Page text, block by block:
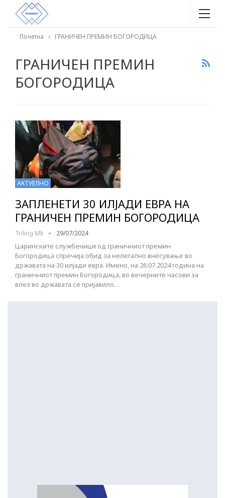
Почетна ГРАНИЧЕН ПРЕМИН БОГОРОДИЦА
ГРАНИЧЕН ПРЕМИН
БОГОРОДИЦА
АКТУЕЛНО
ЗАПЛЕНЕТИ 30 ИЛЈАДИ ЕВРА НА
ГРАНИЧЕН ПРЕМИН БОГОРОДИЦА
Triling Mk 29/07/2024
Царинските службеници од граничниот премин
Богородица спречија обид за нелегално внесување во
државата на 30 илјади евра. Имено, на 26.07.2024 година на
граничниот премин Богородица, во вечерните часови за
влез во државата се пријавило…